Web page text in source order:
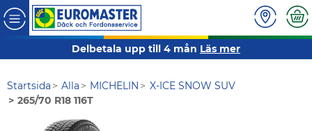
Delbetala upp till 4 mån Läs mer
Startsida Alla MICHELIN
X-ICE SNOW SUV
265/70 R18 116T